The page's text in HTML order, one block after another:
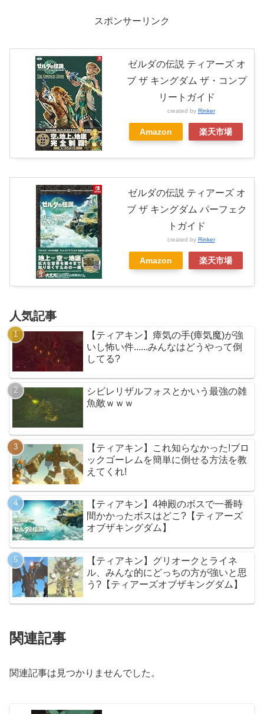
スポンサーリンク
ゼルダの伝説 ティアーズ オ
ブ ザ キングダム ザ・コンプ
リートガイド
created by Rinker
Amazon 楽天市場
ゼルダの伝説 ティアーズ オ
ブ ザ キングダム パーフェク
トガイド
created by Rinker
Amazon 楽天市場
人気記事
【ティアキン】瘴気の手(瘴気魔)が強
いし怖い件......みんなはどうやって倒
してる?
シビレリザルフォスとかいう最強の雑
魚敵ｗｗｗ
【ティアキン】これ知らなかった!ブロ
ックゴーレムを簡単に倒せる方法を教
えてくれ!
【ティアキン】4神殿のボスで一番時
間かかったボスはどこ?【ティアーズ
オブザキングダム】
【ティアキン】グリオークとライネ
ル、みんな的にどっちの方が強いと思
う?【ティアーズオブザキングダム】
関連記事
関連記事は見つかりませんでした。